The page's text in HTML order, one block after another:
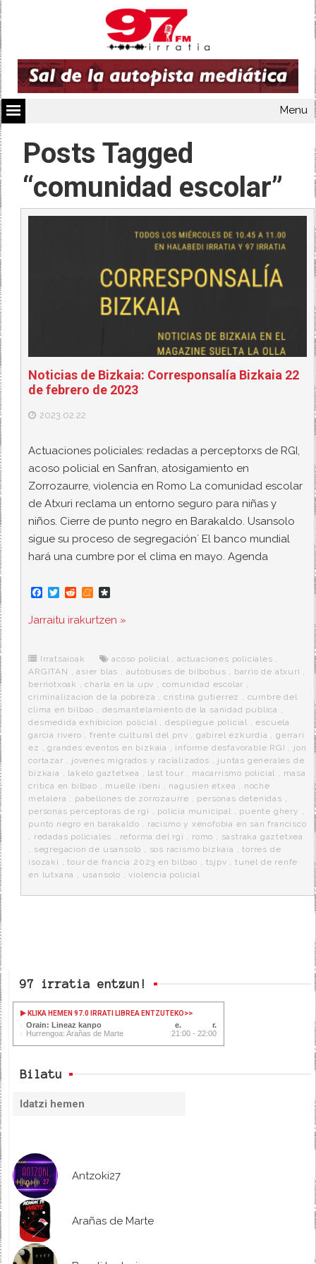
Menu
Posts Tagged
“comunidad escolar”
Noticias de Bizkaia: Corresponsalía Bizkaia 22
de febrero de 2023
2023.02.22
Actuaciones policiales: redadas a perceptorxs de RGI,
acoso policial en Sanfran, atosigamiento en
Zorrozaurre, violencia en Romo La comunidad escolar
de Atxuri reclama un entorno seguro para niñas y
niños. Cierre de punto negro en Barakaldo. Usansolo
sigue su proceso de segregación´ El banco mundial
hará una cumbre por el clima en mayo. Agenda
F
c
e
o
k
T
i
t
r
R
d
d
M
n
e
e
a
s
r
a
Jarraitu irakurtzen »
Irratsaioak acoso policial , actuaciones policiales ,
ARGITAN ,asier blas , autobuses de bilbobus , barrio de atxuri ,
berriotxoak ,charla en la upv , comunidad escolar ,
criminalizacion de la pobreza , cristina gutierrez , cumbre del
clima en bilbao , desmantelamiento de la sanidad publica ,
desmedida exhibicion policial , despliegue policial ,escuela
garcia rivero ,frente cultural del pnv , gabirel ezkurdia ,gerrari
ez ,grandes eventos en bizkaia , informe desfavorable RGI , jon
cortazar , jovenes migrados y racializados , juntas generales de
bizkaia , lakelo gaztetxea , last tour , macarrismo policial , masa
critica en bilbao , muelle ibeni , nagusien etxea , noche
metalera , pabellones de zorrozaurre , personas detenidas ,
personas perceptoras de rgi , policia municipal , puente ghery ,
punto negro en barakaldo , racismo y xenofobia en san francisco
, redadas policiales , reforma del rgi , romo , sastraka gaztetxea
, segregacion de usansolo , sos racismo bizkaia ,torres de
isozaki ,tour de francia 2023 en bilbao , tsjpv ,tunel de renfe
en lutxana , usansolo ,violencia policial
97 irratia entzun!
KLIKA HEMEN 97.0 IRRATI LIBREA ENTZUTEKO>>
Orain: Lineaz kanpo
Hurrengoa: Arañas de Marte
21:00 - 22:00
Bilatu
Antzoki27
Arañas de Marte